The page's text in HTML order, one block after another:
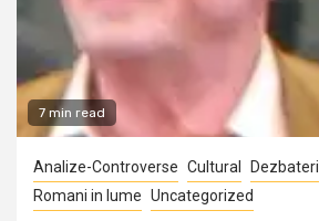
7 min read
Analize-Controverse Cultural Dezbateri
Romani in lume Uncategorized